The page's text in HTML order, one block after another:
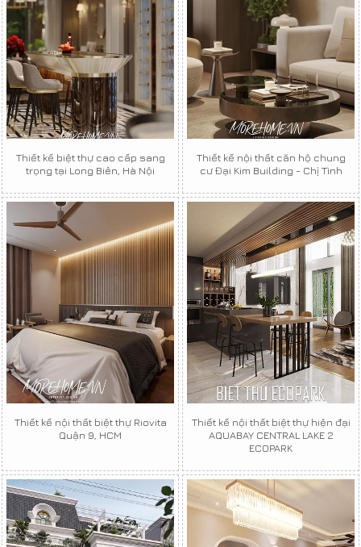
Thiết kế biệt thự cao cấp sang
trọng tại Long Biên, Hà Nội
Thiết kế nội thất căn hộ chung
cư Đại Kim Building - Chị Tình
Thiết kế nội thất biệt thự Riovita
Quận 9, HCM
Thiết kế nội thất biệt thự hiện đại
AQUABAY CENTRAL LAKE 2
ECOPARK